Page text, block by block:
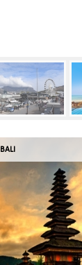
BALI